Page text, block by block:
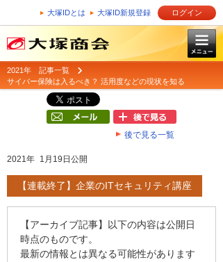
大塚IDとは 大塚ID新規登録 ログイン
2021年 記事一覧
サイバー保険は入るべき？ 活用度などの現状を知る
後で見る一覧
2021年 1月19日公開
【連載終了】企業のITセキュリティ講座
【アーカイブ記事】以下の内容は公開日
時点のものです。
最新の情報とは異なる可能性があります